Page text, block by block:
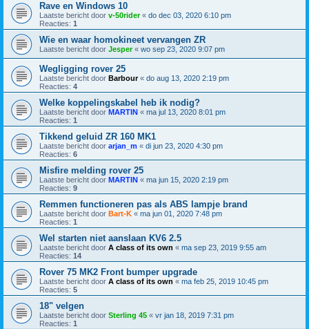
Rave en Windows 10
Laatste bericht door v-50rider« do dec 03, 2020 6:10 pm
Reacties: 1
Wie en waar homokineet vervangen ZR
Laatste bericht door Jesper« wo sep 23, 2020 9:07 pm
Wegligging rover 25
Laatste bericht door Barbour« do aug 13, 2020 2:19 pm
Reacties: 4
Welke koppelingskabel heb ik nodig?
Laatste bericht door MARTIN « ma jul 13, 2020 8:01 pm
Reacties: 1
Tikkend geluid ZR 160 MK1
Laatste bericht door arjan_m « di jun 23, 2020 4:30 pm
Reacties: 6
Misfire melding rover 25
Laatste bericht door MARTIN « ma jun 15, 2020 2:19 pm
Reacties: 9
Remmen functioneren pas als ABS lampje brand
Laatste bericht door Bart-K « ma jun 01, 2020 7:48 pm
Reacties: 1
Wel starten niet aanslaan KV6 2.5
Laatste bericht door A class of its own « ma sep 23, 2019 9:55 am
Reacties: 14
Rover 75 MK2 Front bumper upgrade
Laatste bericht door A class of its own « ma feb 25, 2019 10:45 pm
Reacties: 5
18" velgen
Laatste bericht door Sterling 45 « vr jan 18, 2019 7:31 pm
Reacties: 1